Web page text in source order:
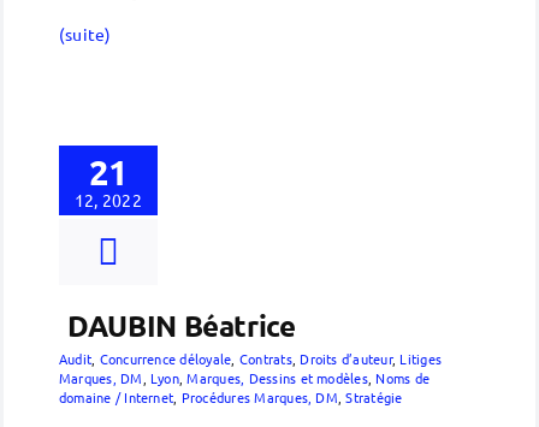
(suite)
21
12, 2022
DAUBIN Béatrice
Audit Concurrence déloyale Contrats, Droits d’auteur, Litiges
Marques, DM Lyon,Marques, Dessins et modèles, Noms de
domaine / Internet Procédures Marques, DM ,Stratégie